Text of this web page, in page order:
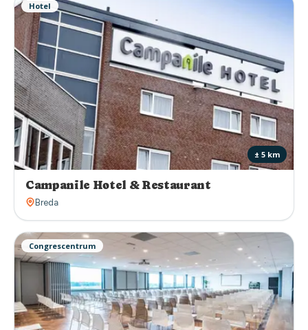
Hotel
± 5 km
Campanile Hotel & Restaurant
Breda
Congrescentrum